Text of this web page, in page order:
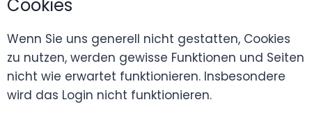
Cookies
Wenn Sie uns generell nicht gestatten, Cookies
zu nutzen, werden gewisse Funktionen und Seiten
nicht wie erwartet funktionieren. Insbesondere
wird das Login nicht funktionieren.